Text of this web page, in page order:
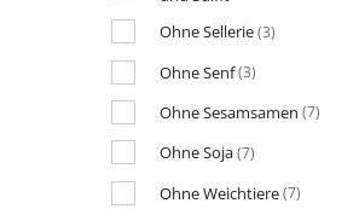
Ohne Sellerie(3)
Ohne Senf(3)
Ohne Sesamsamen (7)
Ohne Soja(7)
Ohne Weichtiere(7)